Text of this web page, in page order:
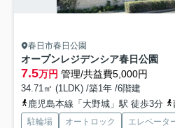
春日市春日公園
オープンレジデンシア春日公園
7.5万円 管理/共益費5,000円
34.71㎡ (1LDK) /築1年 /6階建
鹿児島本線「大野城」駅 徒歩3分
駐輪場 オートロック エレベータ